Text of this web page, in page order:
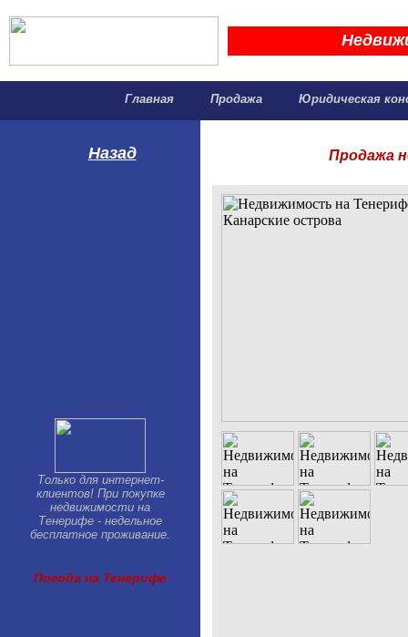
Главная Продажа Юридическая
Назад
Только для интернет-
клиентов! При покупке
недвижимости на
Тенерифе - недельное
бесплатное проживание.
Погода на Тенерифе
Продажа